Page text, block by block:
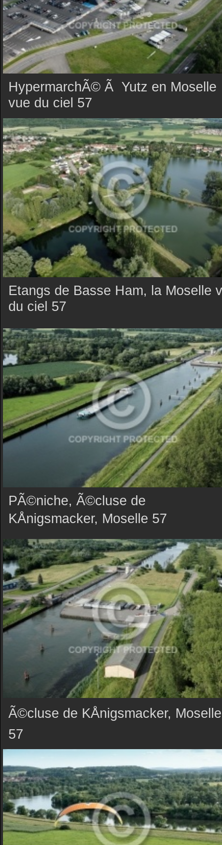
HypermarchÃ© Ã Yutz en Moselle
vue du ciel 57
Etangs de Basse Ham, la Moselle
du ciel 57
PÃ©niche, Ã©cluse de
KÅnigsmacker, Moselle 57
Ã©cluse de KÅnigsmacker, Moselle
57